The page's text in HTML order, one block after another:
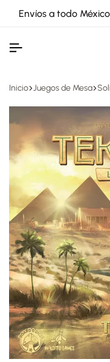
Envíos a todo
Inicio Juegos de Mesa